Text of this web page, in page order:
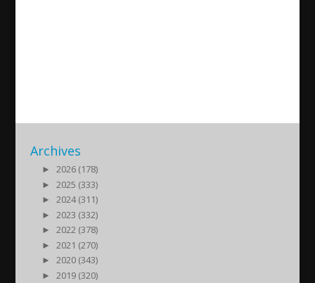
Archives
►
2026 (178)
►
2025 (333)
►
2024 (311)
►
2023 (332)
►
2022 (378)
►
2021 (270)
►
2020 (343)
►
2019 (320)